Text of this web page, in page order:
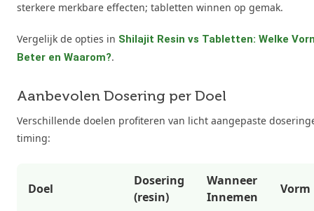
sterkere merkbare effecten; tabletten winnen op gemak.
Vergelijk de opties in Shilajit Resin vs Tabletten: Welke
Beter en Waarom?.
Aanbevolen Dosering per Doel
Verschillende doelen profiteren van licht aangepaste
timing:
Doel
Dosering
(resin)
Wanneer
Innemen
Vorm